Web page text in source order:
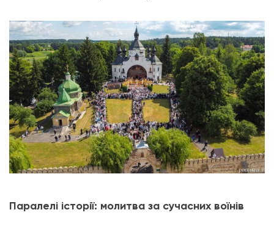
Паралелі історії: молитва за сучасних воїнів